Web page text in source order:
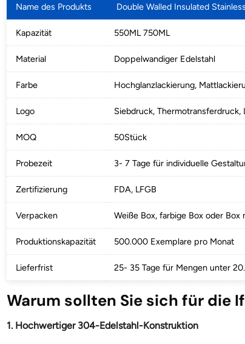
Name des Produkts Double Walled Insulated
Kapazität 550ML 750ML
Material Doppelwandiger Edelstahl
Farbe Hochglanzlackierung,
Logo Siebdruck, Thermotransferdruck,
MOQ 50Stück
Probezeit 3- 7 Tage für individuelle
Zertifizierung FDA, LFGB
Verpacken Weiße Box, farbige Box oder Box
Produktionskapazität 500.000 Exemplare pro Monat
Lieferfrist 25- 35 Tage für Mengen unter
Warum sollten Sie sich für
1. Hochwertiger 304-Edelstahl-Konstruktion